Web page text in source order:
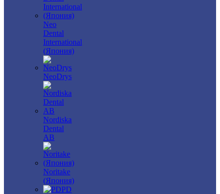
Neo
Dental
International
(Япония)
NeoDrys
Nordiska
Dental
AB
Noritake
(Япония)
PD